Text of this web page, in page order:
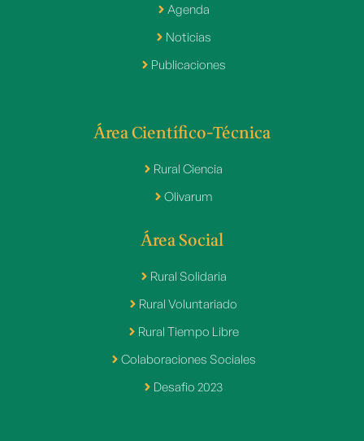
Agenda
Noticias
Publicaciones
Área Científico-Técnica
Rural Ciencia
Olivarum
Área Social
Rural Solidaria
Rural Voluntariado
Rural Tiempo Libre
Colaboraciones Sociales
Desafio 2023